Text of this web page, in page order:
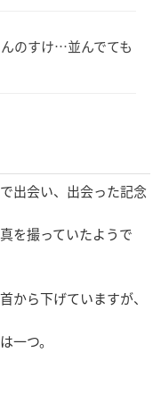
のすけ…並んでても
出会い、出会った記念
を撮っていたようで
から下げていますが、
一つ。